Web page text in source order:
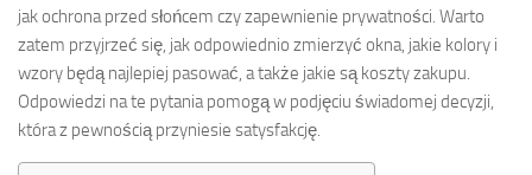
jak ochrona przed słońcem czy zapewnienie prywatności. Warto
zatem przyjrzeć się, jak odpowiednio zmierzyć okna, jakie kolory i
wzory będą najlepiej pasować, a także jakie są koszty zakupu.
Odpowiedzi na te pytania pomogą w podjęciu świadomej decyzji,
która z pewnością przyniesie satysfakcję.